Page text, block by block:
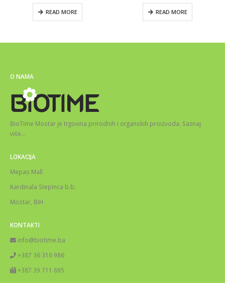
READ MORE READ MORE
O NAMA
BioTime Mostar je trgovina prirodnih i organskih proizvoda. Saznaj
više…
LOKACIJA
Mepas Mall
Kardinala Stepinca b.b.
Mostar, BiH
KONTAKTI
info@biotime.ba
+387 36 316 986
+387 39 711 695